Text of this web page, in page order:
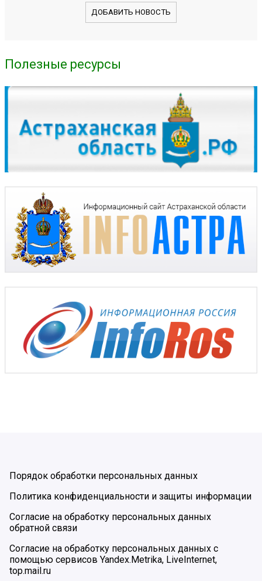
ДОБАВИТЬ НОВОСТЬ
Полезные ресурсы
Порядок обработки персональных данных
Политика конфиденциальности и защиты информации
Согласие на обработку персональных данных
обратной связи
Согласие на обработку персональных данных с
помощью сервисов Yandex.Metrika, LiveInternet,
top.mail.ru